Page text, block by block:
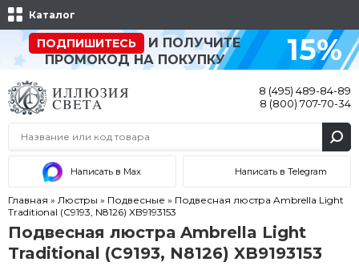
Каталог
ПОДПИШИТЕСЬ
И ПОЛУЧИТЕ
ПРОМОКОД НА ПОКУПКУ
15%
8 (495) 489-84-89
8 (800) 707-70-34
Написать в Max Написать в Telegram
Главная » Люстры » Подвесные » Подвесная люстра Ambrella Light
Traditional (C9193, N8126) XB9193153
Подвесная люстра Ambrella Light
Traditional (C9193, N8126) XB9193153